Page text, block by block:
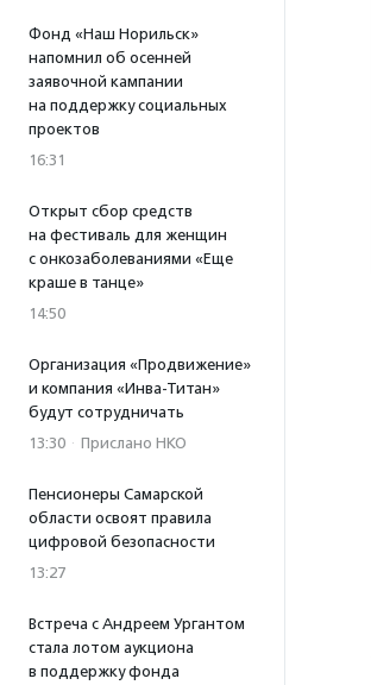
Фонд «Наш Норильск»
напомнил об осенней
заявочной кампании
на поддержку социальных
проектов
16:31
Открыт сбор средств
на фестиваль для женщин
с онкозаболеваниями «Еще
краше в танце»
14:50
Организация «Продвижение»
и компания «Инва-Титан»
будут сотрудничать
13:30 · Прислано НКО
Пенсионеры Самарской
области освоят правила
цифровой безопасности
13:27
Встреча с Андреем Ургантом
стала лотом аукциона
в поддержку фонда